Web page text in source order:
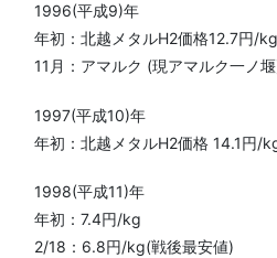
1996(平成9)年
年初：北越メタルH2価格12.7円/kg
11月：アマルク (現アマルク一ノ
1997(平成10)年
年初：北越メタルH2価格 14.1円/
1998(平成11)年
年初：7.4円/kg
2/18：6.8円/kg(戦後最安値)